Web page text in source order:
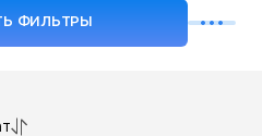
ФИЛЬТРЫ